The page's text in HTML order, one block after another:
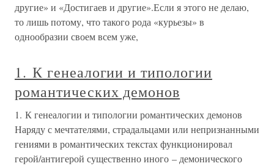
другие» и «Достигаев и другие».Если я этого не делаю,
то лишь потому, что такого рода «курьезы» в
однообразии своем всем уже,
1. К генеалогии и типологии
романтических демонов
1. К генеалогии и типологии романтических демонов
Наряду с мечтателями, страдальцами или непризнанными
гениями в романтических текстах функционировал
герой/антигерой существенно иного – демонического